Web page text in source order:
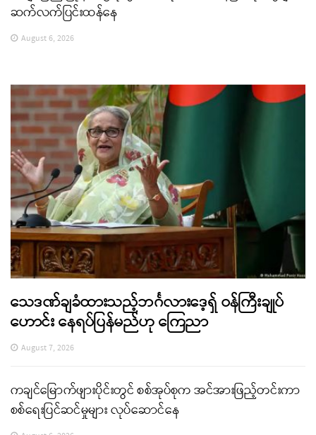
ဆက်လက်ပြင်းထန်နေ
August 6, 2026
သေဒဏ်ချခံထားသည့်ဘင်္ဂလားဒေ့ရှ် ဝန်ကြီးချုပ်
ဟောင်း နေရပ်ပြန်မည်ဟု ကြေညာ
August 7, 2026
ကချင်မြောက်ဖျားပိုင်းတွင် စစ်အုပ်စုက အင်အားဖြည့်တင်းကာ
စစ်ရေးပြင်ဆင်မှုများ လုပ်ဆောင်နေ